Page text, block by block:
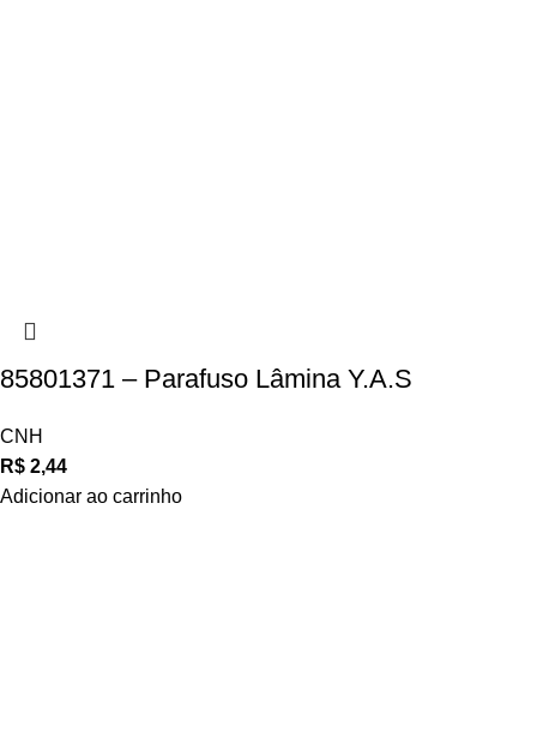
85801371 – Parafuso Lâmina Y.A.S
CNH
R$ 2,44
Adicionar ao carrinho